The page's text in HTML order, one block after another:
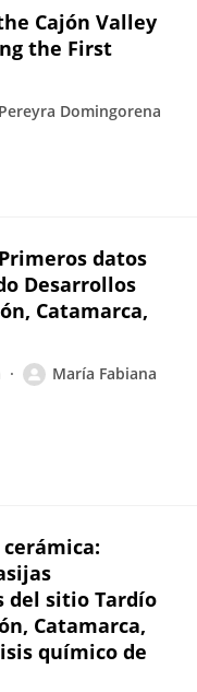
Cajón Valley
the First
Domingorena
datos
Desarrollos
Catamarca,
María Fabiana
del sitio Tardío
Catamarca,
químico de